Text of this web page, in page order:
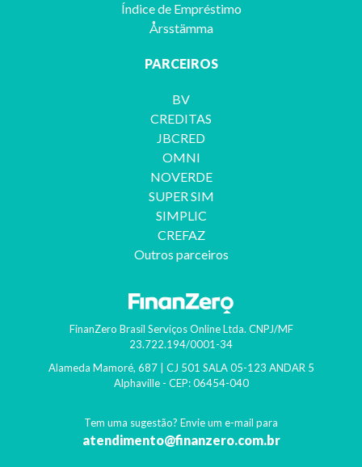
Índice de Empréstimo
Årsstämma
PARCEIROS
BV
CREDITAS
JBCRED
OMNI
NOVERDE
SUPER SIM
SIMPLIC
CREFAZ
Outros parceiros
FinanZero Brasil Serviços Online Ltda. CNPJ/MF
23.722.194/0001-34
Alameda Mamoré, 687 | CJ 501 SALA 05-123 ANDAR 5
Alphaville- CEP: 06454-040
Tem uma sugestão? Envie um e-mail para
atendimento@finanzero.com.br